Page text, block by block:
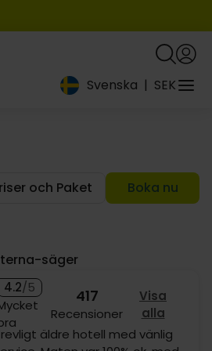
Svenska | SEK
och Paket
Boka nu
säger
4.2/5
417
Recensioner
Visa
alla
sedan cirka år 2015 använt